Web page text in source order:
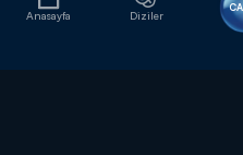
Anasayfa Diziler